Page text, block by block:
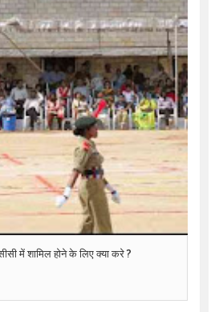
में शामिल होने के लिए क्या करे ?